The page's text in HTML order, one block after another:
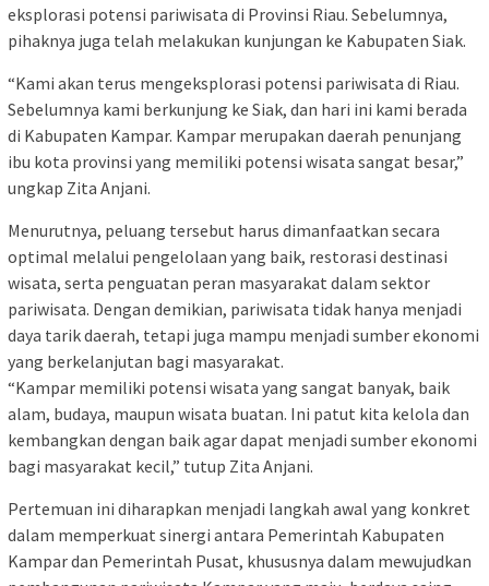
eksplorasi potensi pariwisata di Provinsi Riau. Sebelumnya,
pihaknya juga telah melakukan kunjungan ke Kabupaten Siak.
“Kami akan terus mengeksplorasi potensi pariwisata di Riau.
Sebelumnya kami berkunjung ke Siak, dan hari ini kami berada
di Kabupaten Kampar. Kampar merupakan daerah penunjang
ibu kota provinsi yang memiliki potensi wisata sangat besar,”
ungkap Zita Anjani.
Menurutnya, peluang tersebut harus dimanfaatkan secara
optimal melalui pengelolaan yang baik, restorasi destinasi
wisata, serta penguatan peran masyarakat dalam sektor
pariwisata. Dengan demikian, pariwisata tidak hanya menjadi
daya tarik daerah, tetapi juga mampu menjadi sumber ekonomi
yang berkelanjutan bagi masyarakat.
“Kampar memiliki potensi wisata yang sangat banyak, baik
alam, budaya, maupun wisata buatan. Ini patut kita kelola dan
kembangkan dengan baik agar dapat menjadi sumber ekonomi
bagi masyarakat kecil,” tutup Zita Anjani.
Pertemuan ini diharapkan menjadi langkah awal yang konkret
dalam memperkuat sinergi antara Pemerintah Kabupaten
Kampar dan Pemerintah Pusat, khususnya dalam mewujudkan